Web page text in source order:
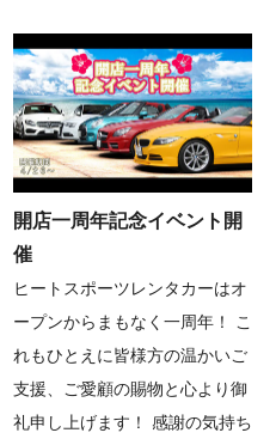
開店一周年記念イベント開
催
ヒートスポーツレンタカーはオ
ープンからまもなく一周年！ こ
れもひとえに皆様方の温かいご
支援、ご愛顧の賜物と心より御
礼申し上げます！ 感謝の気持ち